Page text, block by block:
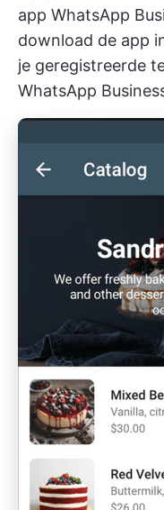
app WhatsApp
download de app
je geregistreerde
WhatsApp